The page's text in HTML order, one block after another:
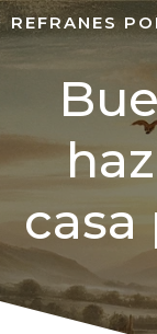
REFRANES
casa